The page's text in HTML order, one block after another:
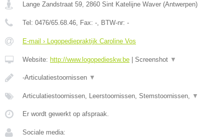
Lange Zandstraat 59, 2860 Sint Katelijne Waver (Antwerpen)
Tel: 0476/65.68.46, Fax: -, BTW-nr: -
E-mail › Logopediepraktijk Caroline Vos
Website: http://www.logopedieskw.be Screenshot ▼
-Articulatiestoornissen ▼
Articulatiestoornissen, Leerstoornissen, Stemstoornissen, ▼
Er wordt gewerkt op afspraak.
Sociale media: